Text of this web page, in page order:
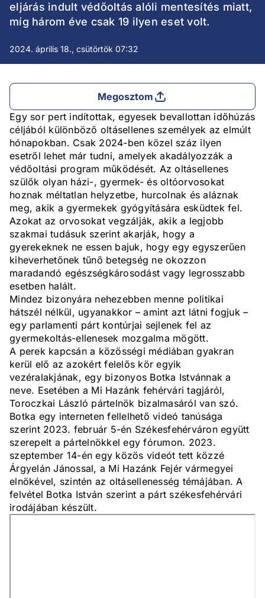
eljárás indult védőoltás alóli mentesítés miatt,
míg három éve csak 19 ilyen eset volt.
2024. április 18., csütörtök 07:32
Megosztom
Egy sor pert indítottak, egyesek bevallottan időhúzás
céljából különböző oltásellenes személyek az elmúlt
hónapokban. Csak 2024-ben közel száz ilyen
esetről lehet már tudni, amelyek akadályozzák a
védőoltási program működését. Az oltásellenes
szülők olyan házi-, gyermek- és oltóorvosokat
hoznak méltatlan helyzetbe, hurcolnak és aláznak
meg, akik a gyermekek gyógyítására esküdtek fel.
Azokat az orvosokat vegzálják, akik a legjobb
szakmai tudásuk szerint akarják, hogy a
gyerekeknek ne essen bajuk, hogy egy egyszerűen
kiheverhetőnek tűnő betegség ne okozzon
maradandó egészségkárosodást vagy legrosszabb
esetben halált.
Mindez bizonyára nehezebben menne politikai
hátszél nélkül, ugyanakkor – amint azt látni fogjuk –
egy parlamenti párt kontúrjai sejlenek fel az
gyermekoltás-ellenesek mozgalma mögött.
A perek kapcsán a közösségi médiában gyakran
kerül elő az azokért felelős kör egyik
vezéralakjának, egy bizonyos Botka Istvánnak a
neve. Esetében a Mi Hazánk fehérvári tagjáról,
Toroczkai László pártelnök bizalmasáról van szó.
Botka egy interneten fellelhető videó tanúsága
szerint 2023. február 5-én Székesfehérváron együtt
szerepelt a pártelnökkel egy fórumon. 2023.
szeptember 14-én egy közös videót tett közzé
Árgyelán Jánossal, a Mi Hazánk Fejér vármegyei
elnökével, szintén az oltásellenesség témájában. A
felvétel Botka István szerint a párt székesfehérvári
irodájában készült.